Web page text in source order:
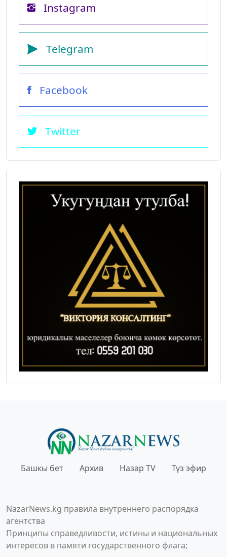
Instagram
Telegram
Facebook
Twitter
Башкы бет Архив Назар TV Түз эфир
NazarNews.kg правила внутреннего распорядка
агентства
Принципы справедливости, истины и национальных
интересов в памяти государственного флага;